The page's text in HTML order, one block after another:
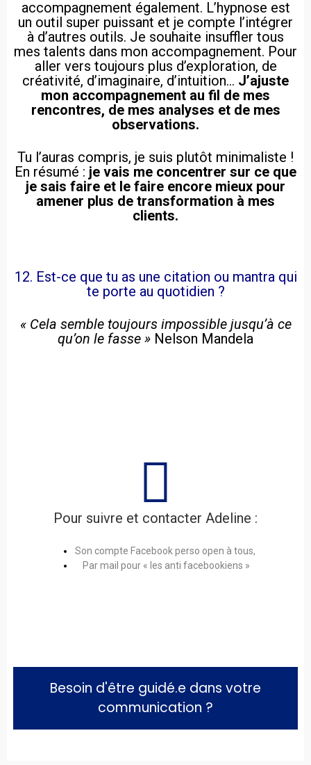
accompagnement également. L’hypnose est
un outil super puissant et je compte l’intégrer
à d’autres outils. Je souhaite insuffler tous
mes talents dans mon accompagnement. Pour
aller vers toujours plus d’exploration, de
créativité, d’imaginaire, d’intuition… J’ajuste
mon accompagnement au fil de mes
rencontres, de mes analyses et de mes
observations.
Tu l’auras compris, je suis plutôt minimaliste !
En résumé : je vais me concentrer sur ce que
je sais faire et le faire encore mieux pour
amener plus de transformation à mes
clients.
12. Est-ce que tu as une citation ou mantra qui
te porte au quotidien ?
« Cela semble toujours impossible jusqu’à ce
qu’on le fasse » Nelson Mandela
Pour suivre et contacter Adeline :
Son compte Facebook perso open à tous,
Par mail pour « les anti facebookiens »
Besoin d'être guidé.e dans votre
communication ?